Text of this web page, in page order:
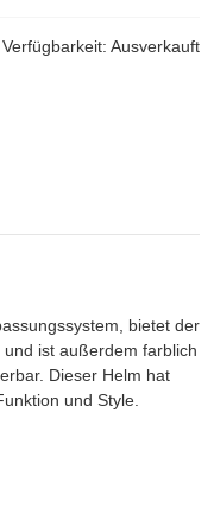
Verfügbarkeit: Ausverkauft
bietet der
ist außerdem farblich
Dieser Helm hat
und Style.